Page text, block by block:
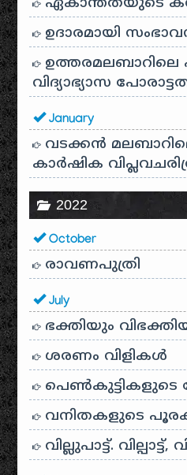
ഉദാരമായി
ഉത്തരമലബാറിലെ
വിദ്യാഭ്യാസ
January
വടക്കൻ
കാർഷിക
2022
October
രാവണപുത്രി
July
ഭക്തിയും
ശരണം വിളികൾ
പെൺകുട്ടികളുടെ
വനിതകളുടെ
വില്ലുപാട്ട്. വില്പാട്ട്,